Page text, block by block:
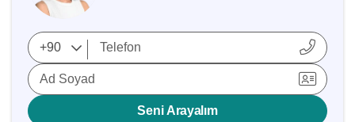
Ad Soyad
Seni Arayalım